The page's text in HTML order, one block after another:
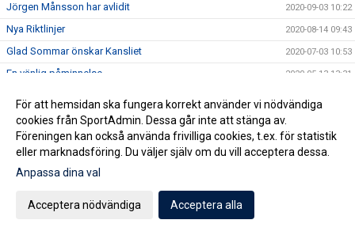
Jörgen Månsson har avlidit 2020-09-03 10:22
Nya Riktlinjer 2020-08-14 09:43
Glad Sommar önskar Kansliet 2020-07-03 10:53
En vänlig påminnelse 2020-05-13 13:31
Föräldraträningen pausar
Medlemserbjudande STC Staffanstorp 2020-04-27 16:13
Vi ser hela tiden över vår tränarstab och är i behov av nya
krafter för åldrarna U15-U19 framöver.
För att hemsidan ska fungera korrekt använder vi nödvändiga
cookies från SportAdmin. Dessa går inte att stänga av.
Föreningen kan också använda frivilliga cookies, t.ex. för statistik
eller marknadsföring. Du väljer själv om du vill acceptera dessa.
Anpassa dina val
Acceptera nödvändiga Acceptera alla